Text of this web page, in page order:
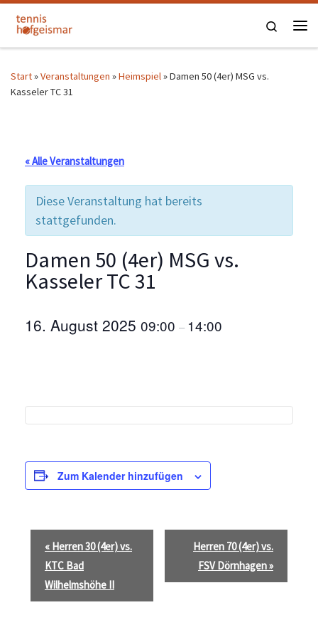
Zum Inhalt springen
Search
Start»Veranstaltungen »Heimspiel»Damen 50 (4er) MSG vs.
Kasseler TC 31
« Alle Veranstaltungen
Diese Veranstaltung hat bereits
stattgefunden.
Damen 50 (4er) MSG vs.
Kasseler TC 31
16. August 2025 09:00 – 14:00
Zum Kalender hinzufügen
V
« Herren 30 (4er) vs.
KTC Bad
Wilhelmshöhe II
Herren 70 (4er) vs.
FSV Dörnhagen»